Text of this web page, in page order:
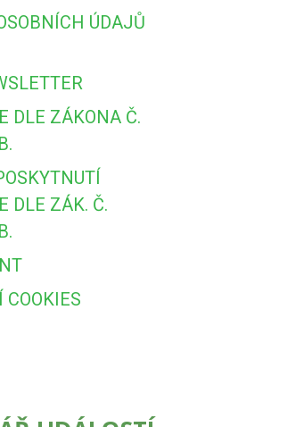
ÚDAJŮ
DLE ZÁKONA Č.
DLE ZÁK. Č.
COOKIES